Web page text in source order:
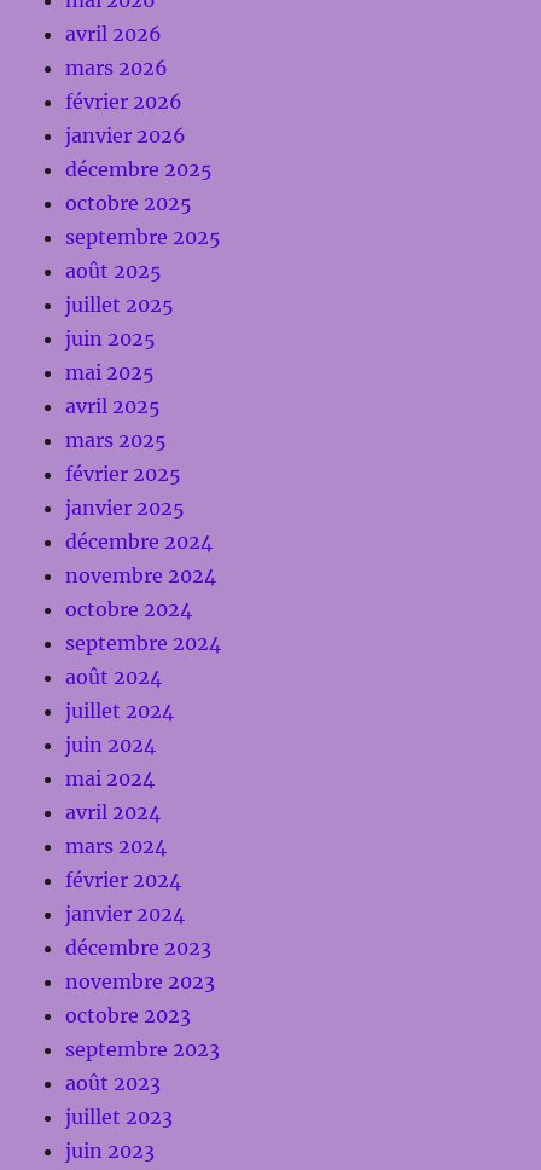
avril 2026
mars 2026
février 2026
janvier 2026
décembre 2025
octobre 2025
septembre 2025
août 2025
juillet 2025
juin 2025
mai 2025
avril 2025
mars 2025
février 2025
janvier 2025
décembre 2024
novembre 2024
octobre 2024
septembre 2024
août 2024
juillet 2024
juin 2024
mai 2024
avril 2024
mars 2024
février 2024
janvier 2024
décembre 2023
novembre 2023
octobre 2023
septembre 2023
août 2023
juillet 2023
juin 2023